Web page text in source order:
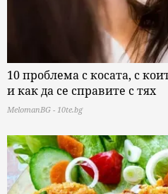
10 проблема с косата, с
и как да се справите с тях
MelomanBG - 10te.bg